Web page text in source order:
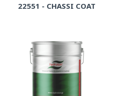
22551 - CHASSI COAT